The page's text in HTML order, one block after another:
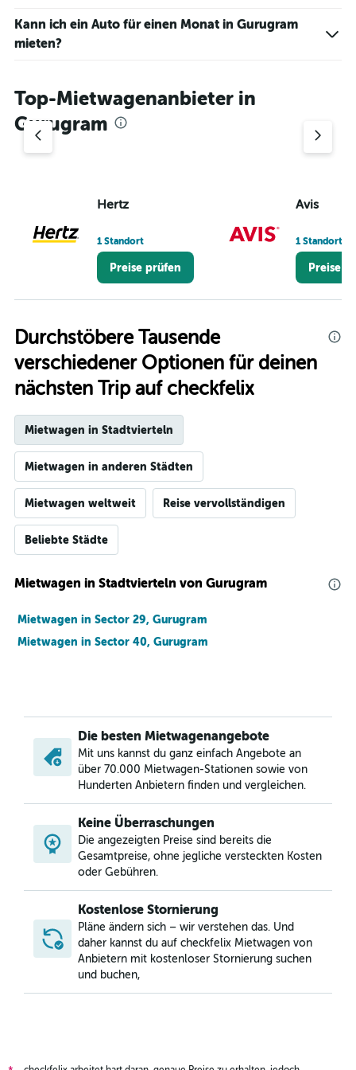
values.
Range:
0
Kann ich ein Auto für einen Monat in Gurugram
mieten?
Top-Mietwagenanbieter in
Gurugram
Hertz
1 Standort
Preise prüfen
Avis
1 Standort
Preise
Durchstöbere Tausende
verschiedener Optionen für deinen
nächsten Trip auf checkfelix
Mietwagen in Stadtvierteln
Mietwagen in anderen Städten
Mietwagen weltweit Reise vervollständigen
Beliebte Städte
Mietwagen in Stadtvierteln von Gurugram
Mietwagen in Sector 29, Gurugram
Mietwagen in Sector 40, Gurugram
Die besten Mietwagenangebote
Mit uns kannst du ganz einfach Angebote an
über 70.000 Mietwagen-Stationen sowie von
Hunderten Anbietern finden und vergleichen.
Keine Überraschungen
Die angezeigten Preise sind bereits die
Gesamtpreise, ohne jegliche versteckten Kosten
oder Gebühren.
Kostenlose Stornierung
Pläne ändern sich – wir verstehen das. Und
daher kannst du auf checkfelix Mietwagen von
Anbietern mit kostenloser Stornierung suchen
und buchen,